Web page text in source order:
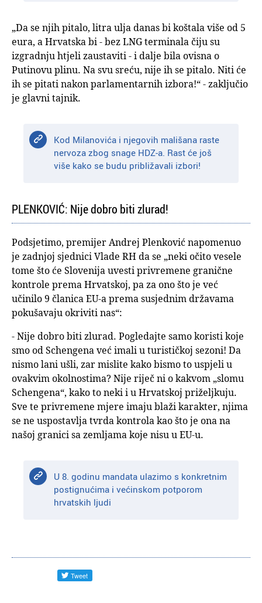
„Da se njih pitalo, litra ulja danas bi koštala više od 5
eura, a Hrvatska bi - bez LNG terminala čiju su
izgradnju htjeli zaustaviti - i dalje bila ovisna o
Putinovu plinu. Na svu sreću, nije ih se pitalo. Niti će
ih se pitati nakon parlamentarnih izbora!“ - zaključio
je glavni tajnik.
Kod Milanovića i njegovih mališana raste
nervoza zbog snage HDZ-a. Rast će još
više kako se budu približavali izbori!
PLENKOVIĆ: Nije dobro biti zlurad!
Podsjetimo, premijer Andrej Plenković napomenuo
je zadnjoj sjednici Vlade RH da se „neki očito vesele
tome što će Slovenija uvesti privremene granične
kontrole prema Hrvatskoj, pa za ono što je već
učinilo 9 članica EU-a prema susjednim državama
pokušavaju okriviti nas“:
- Nije dobro biti zlurad. Pogledajte samo koristi koje
smo od Schengena već imali u turističkoj sezoni! Da
nismo lani ušli, zar mislite kako bismo to uspjeli u
ovakvim okolnostima? Nije riječ ni o kakvom „slomu
Schengena“, kako to neki i u Hrvatskoj priželjkuju.
Sve te privremene mjere imaju blaži karakter, njima
se ne uspostavlja tvrda kontrola kao što je ona na
našoj granici sa zemljama koje nisu u EU-u.
U 8. godinu mandata ulazimo s konkretnim
postignućima i većinskom potporom
hrvatskih ljudi